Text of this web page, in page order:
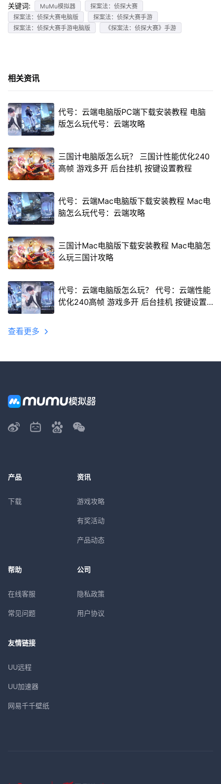
关键词: MuMu模拟器
探案法：侦探大赛
探案法：侦探大赛电脑版
探案法：侦探大赛手游
探案法：侦探大赛手游电脑版
《探案法：侦探大赛》手游
相关资讯
代号：云端电脑版PC端下载安装教程 电脑
版怎么玩代号：云端攻略
三国计电脑版怎么玩？ 三国计性能优化240
高帧 游戏多开 后台挂机 按键设置教程
代号：云端Mac电脑版下载安装教程 Mac电
脑怎么玩代号：云端攻略
三国计Mac电脑版下载安装教程 Mac电脑怎
么玩三国计攻略
代号：云端电脑版怎么玩？ 代号：云端性能
优化240高帧 游戏多开 后台挂机 按键设置
查看更多
产品
下载
资讯
游戏攻略
有奖活动
产品动态
帮助
在线客服
常见问题
公司
隐私政策
用户协议
友情链接
UU远程
UU加速器
网易千千壁纸